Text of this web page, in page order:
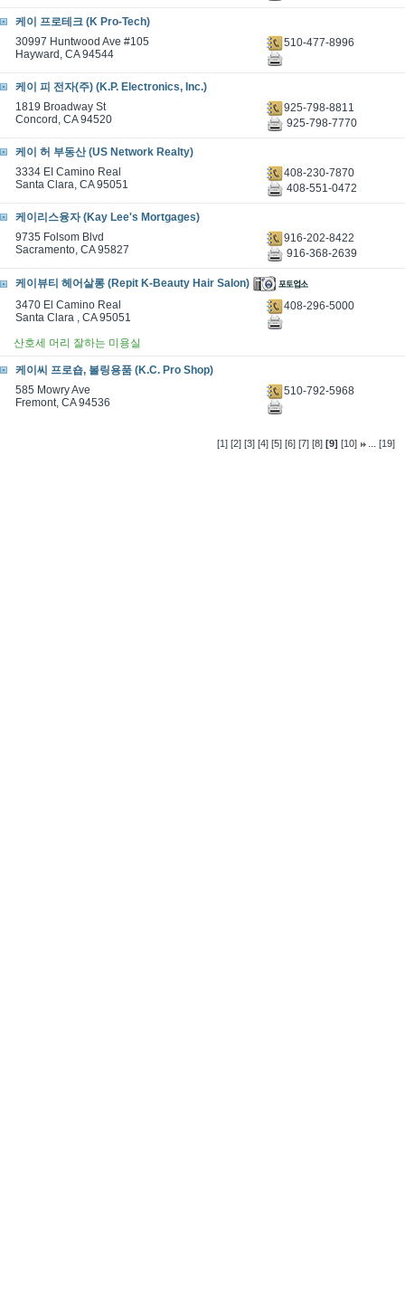
케이 프로테크 (K Pro-Tech)
30997 Huntwood Ave #105
Hayward, CA 94544
510-477-8996
케이 피 전자(주) (K.P. Electronics, Inc.)
1819 Broadway St
Concord, CA 94520
925-798-8811
925-798-7770
케이 허 부동산 (US Network Realty)
3334 EI Camino Real
Santa Clara, CA 95051
408-230-7870
408-551-0472
케이리스융자 (Kay Lee's Mortgages)
9735 Folsom Blvd
Sacramento, CA 95827
916-202-8422
916-368-2639
케이뷰티 헤어살롱 (Repit K-Beauty Hair Salon)
3470 El Camino Real
Santa Clara , CA 95051
408-296-5000
산호세 머리 잘하는 미용실
케이씨 프로숍, 볼링용품 (K.C. Pro Shop)
585 Mowry Ave
Fremont, CA 94536
510-792-5968
[1] [2] [3] [4] [5] [6] [7] [8] [9] [10] ...[19]